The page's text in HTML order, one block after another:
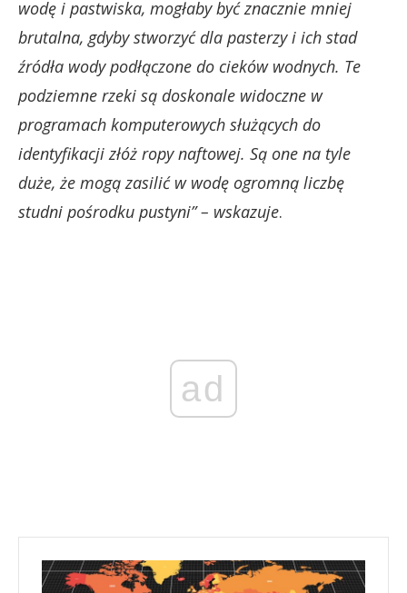
wodę i pastwiska, mogłaby być znacznie mniej
brutalna, gdyby stworzyć dla pasterzy i ich stad
źródła wody podłączone do cieków wodnych. Te
podziemne rzeki są doskonale widoczne w
programach komputerowych służących do
identyfikacji złóż ropy naftowej. Są one na tyle
duże, że mogą zasilić w wodę ogromną liczbę
studni pośrodku pustyni” – wskazuje.
ad